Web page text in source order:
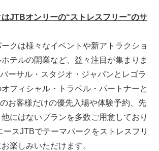
はJTBオンリーの“ストレスフリー”のサ
クは様々なイベントや新アトラクショ
テルの開業など、益々注目が集まりま
ーサル・スタジオ・ジャパンとレゴラ
フィシャル・トラベル・パートナーと
お客様だけの優先入場や体験予約、先
にはないプランを多数ご用意しており
ースJTBでテーマパークをストレスフリ
楽しみいただけます。